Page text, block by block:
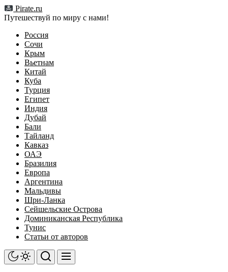
Перейти
к
Pirate.ru
Путешествуй по миру с нами!
Россия
Сочи
Крым
Вьетнам
Китай
Куба
Турция
Египет
Индия
Дубай
Бали
Тайланд
Кавказ
ОАЭ
Бразилия
Европа
Аргентина
Мальдивы
Шри-Ланка
Сейшельские Острова
Доминиканская Республика
Тунис
Статьи от авторов